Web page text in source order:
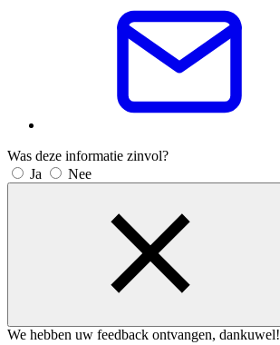
Was deze informatie zinvol?
Ja
Nee
We hebben uw feedback ontvangen, dankuwel!